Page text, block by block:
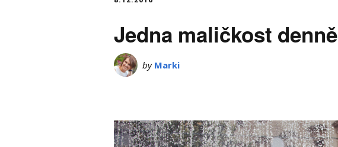
Jedna maličkost denně
by Marki